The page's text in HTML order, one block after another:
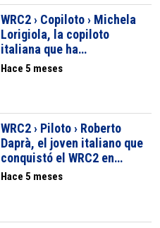
WRC2 › Copiloto › Michela
Lorigiola, la copiloto
italiana que ha
conquistado los rallyes
Hace 5 meses
WRC2 › Piloto › Roberto
Daprà, el joven italiano que
conquistó el WRC2 en
Cerdeña 2025
Hace 5 meses